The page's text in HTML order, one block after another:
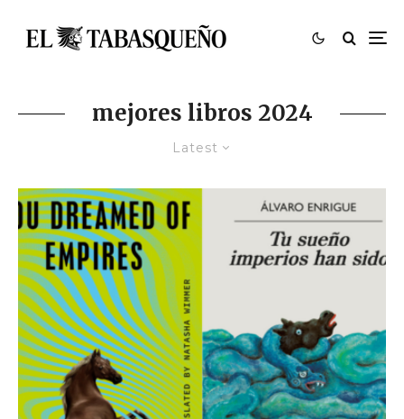
mejores libros 2024
Latest